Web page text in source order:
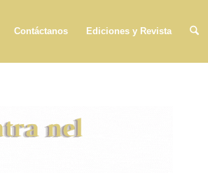
Contáctanos Ediciones y Revista